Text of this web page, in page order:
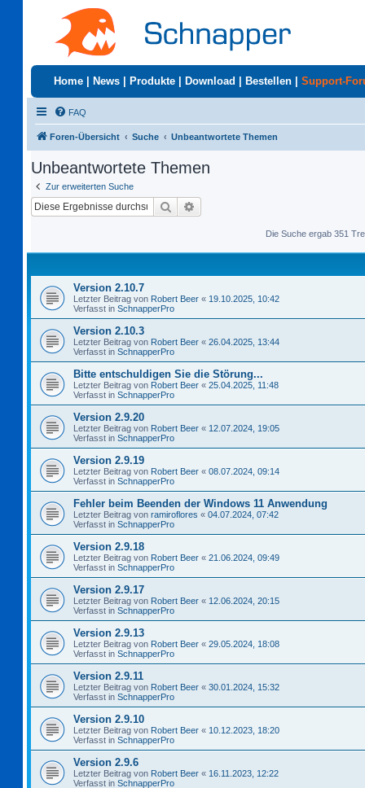
Home News Produkte Download Bestellen Support-
FAQ
Foren-Übersicht Suche Unbeantwortete Themen
Unbeantwortete Themen
Zur erweiterten Suche
Suche
Die Suche ergab 351
Version 2.10.7
Letzter Beitrag von Robert Beer « 19.10.2025, 10:42
Verfasst in SchnapperPro
Version 2.10.3
Letzter Beitrag von Robert Beer « 26.04.2025, 13:44
Verfasst in SchnapperPro
Bitte entschuldigen Sie die Störung...
Letzter Beitrag von Robert Beer « 25.04.2025, 11:48
Verfasst in SchnapperPro
Version 2.9.20
Letzter Beitrag von Robert Beer « 12.07.2024, 19:05
Verfasst in SchnapperPro
Version 2.9.19
Letzter Beitrag von Robert Beer « 08.07.2024, 09:14
Verfasst in SchnapperPro
Fehler beim Beenden der Windows 11 Anwendung
Letzter Beitrag von ramiroflores « 04.07.2024, 07:42
Verfasst in SchnapperPro
Version 2.9.18
Letzter Beitrag von Robert Beer « 21.06.2024, 09:49
Verfasst in SchnapperPro
Version 2.9.17
Letzter Beitrag von Robert Beer « 12.06.2024, 20:15
Verfasst in SchnapperPro
Version 2.9.13
Letzter Beitrag von Robert Beer « 29.05.2024, 18:08
Verfasst in SchnapperPro
Version 2.9.11
Letzter Beitrag von Robert Beer « 30.01.2024, 15:32
Verfasst in SchnapperPro
Version 2.9.10
Letzter Beitrag von Robert Beer « 10.12.2023, 18:20
Verfasst in SchnapperPro
Version 2.9.6
Letzter Beitrag von Robert Beer « 16.11.2023, 12:22
Verfasst in SchnapperPro